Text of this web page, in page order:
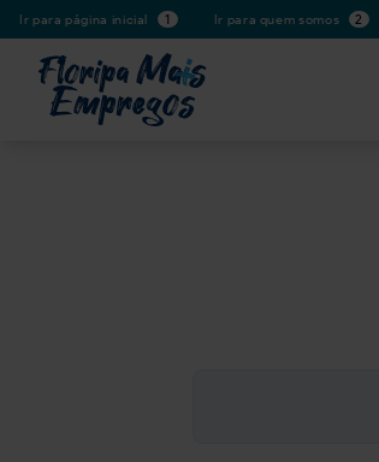
Ir para página inicial 1 Ir para quem somos 2